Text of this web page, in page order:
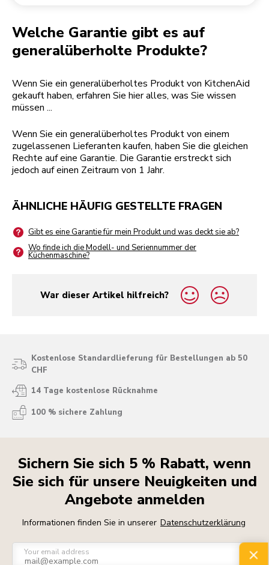
Welche Garantie gibt es auf
generalüberholte Produkte?
Wenn Sie ein generalüberholtes Produkt von KitchenAid
gekauft haben, erfahren Sie hier alles, was Sie wissen
müssen ...
Wenn Sie ein generalüberholtes Produkt von einem
zugelassenen Lieferanten kaufen, haben Sie die gleichen
Rechte auf eine Garantie. Die Garantie erstreckt sich
jedoch auf einen Zeitraum von 1 Jahr.
ÄHNLICHE HÄUFIG GESTELLTE FRAGEN
Gibt es eine Garantie für mein Produkt und was deckt sie ab?
Wo finde ich die Modell- und Seriennummer der
Küchenmaschine?
War dieser Artikel hilfreich?
yes
no
Kostenlose Standardlieferung für Bestellungen ab 50
CHF
14 Tage kostenlose Rücknahme
100 % sichere Zahlung
Sichern Sie sich 5 % Rabatt, wenn
Sie sich für unsere Neuigkeiten und
Angebote anmelden
Informationen finden Sie in unserer Datenschutzerklärung
Your email address